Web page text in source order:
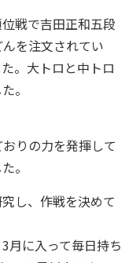
戦で吉田正和五段
を注文されてい
。大トロと中トロ
。
りの力を発揮して
。
究し、作戦を決めて
に入って毎日持ち